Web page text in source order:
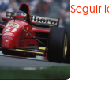
Seguir